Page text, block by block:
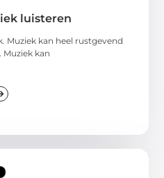
luisteren
Muziek kan heel rustgevend
kan